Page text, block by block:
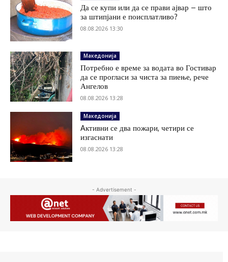
Да се купи или да се прави ајвар – што
за штипјани е поисплатливо?
08.08.2026 13:30
Македонија
Потребно е време за водата во Гостивар
да се прогласи за чиста за пиење, рече
Ангелов
08.08.2026 13:28
Македонија
Aктивни се два пожари, четири се
изгаснати
08.08.2026 13:28
- Advertisement -